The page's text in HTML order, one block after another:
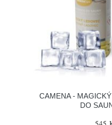
CAMENA -
DO